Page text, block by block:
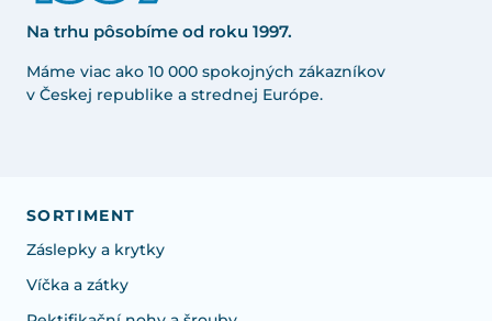
Na trhu pôsobíme od roku 1997.
Máme viac ako 10 000 spokojných zákazníkov
v Českej republike a strednej Európe.
SORTIMENT
Záslepky a krytky
Víčka a zátky